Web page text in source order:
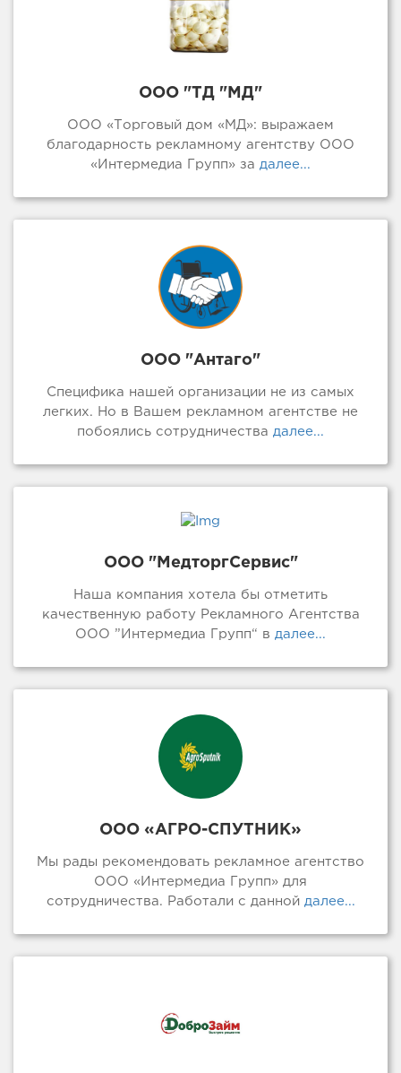
ООО "ТД "МД"
ООО «Торговый дом «МД»: выражаем
благодарность рекламному агентству ООО
«Интермедиа Групп» за далее...
ООО "Антаго"
Специфика нашей организации не из самых
легких. Но в Вашем рекламном агентстве не
побоялись сотрудничества далее...
ООО "МедторгСервис"
Наша компания хотела бы отметить
качественную работу Рекламного Агентства
ООО ”Интермедиа Групп“ в далее...
ООО «АГРО-СПУТНИК»
Мы рады рекомендовать рекламное агентство
ООО «Интермедиа Групп» для
сотрудничества. Работали с даннойдалее...